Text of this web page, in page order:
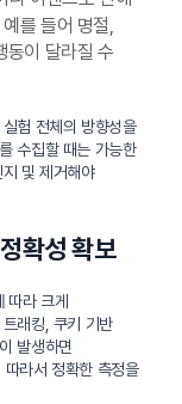
를 들어 명절,
동이 달라질 수
험 전체의 방향성을
수집할 때는 가능한
및 제거해야
확성 확보
따라 크게
래킹, 쿠키 기반
발생하면
라서 정확한 측정을